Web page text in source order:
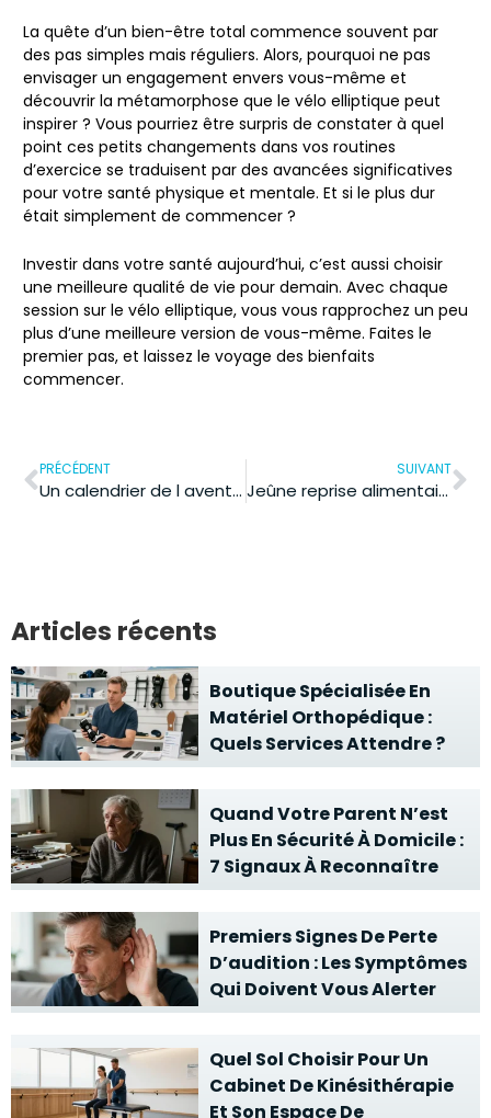
La quête d’un bien-être total commence souvent par
des pas simples mais réguliers. Alors, pourquoi ne pas
envisager un engagement envers vous-même et
découvrir la métamorphose que le vélo elliptique peut
inspirer ? Vous pourriez être surpris de constater à quel
point ces petits changements dans vos routines
d’exercice se traduisent par des avancées significatives
pour votre santé physique et mentale. Et si le plus dur
était simplement de commencer ?
Investir dans votre santé aujourd’hui, c’est aussi choisir
une meilleure qualité de vie pour demain. Avec chaque
session sur le vélo elliptique, vous vous rapprochez un peu
plus d’une meilleure version de vous-même. Faites le
premier pas, et laissez le voyage des bienfaits
commencer.
PRÉCÉDENT
Un calendrier de l avent healthy pour transformer chaque matin en surprise bien-être
SUIVANT
Jeûne reprise alimentaire : le secret d’une revitalisation réussie et équilibrée
Articles récents
Boutique Spécialisée En
Matériel Orthopédique :
Quels Services Attendre ?
Quand Votre Parent N’est
Plus En Sécurité À Domicile :
7 Signaux À Reconnaître
Premiers Signes De Perte
D’audition : Les Symptômes
Qui Doivent Vous Alerter
Quel Sol Choisir Pour Un
Cabinet De Kinésithérapie
Et Son Espace De